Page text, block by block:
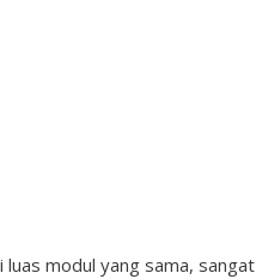
modul yang sama, sangat